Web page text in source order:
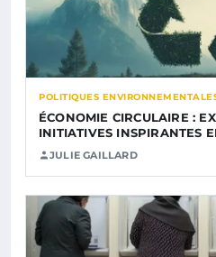
POLITIQUES
ÉCONOMIE CIRCULAIRE :
INITIATIVES INSPIRANTES
JULIE GAILLARD